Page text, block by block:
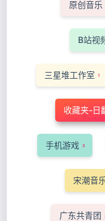
原创音乐
B站视
三星堆工作室 1
收藏夹-日
手机游戏 3
宋潮音
广东共青团